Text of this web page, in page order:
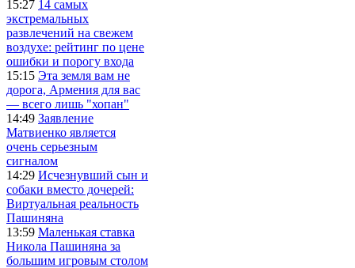
15:27 14 самых
экстремальных
развлечений на свежем
воздухе: рейтинг по цене
ошибки и порогу входа
15:15 Эта земля вам не
дорога, Армения для вас
— всего лишь "хопан"
14:49 Заявление
Матвиенко является
очень серьезным
сигналом
14:29 Исчезнувший сын и
собаки вместо дочерей:
Виртуальная реальность
Пашиняна
13:59 Маленькая ставка
Никола Пашиняна за
большим игровым столом